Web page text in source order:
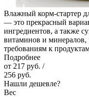
Влажный корм-стартер
— это прекрасный
ингредиентов, а также
витаминов и минералов,
требованиям к
Подробнее
от 217 руб. /
256 руб.
Нашли дешевле?
Вес